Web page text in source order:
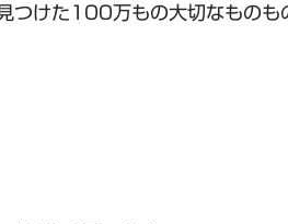
つけた100万もの大切なものも